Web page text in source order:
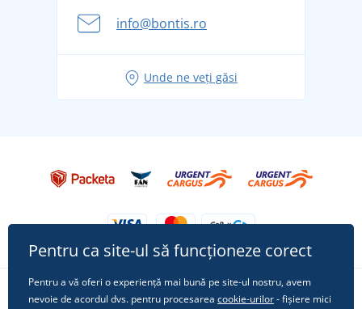
Aventura de vară începe cu bagajul - pregătiți-vă
pentru vacanță fără griji
Tricoul preferat City în rol principal: ținute pentru
info@bontis.ro
Unde ne veți găsi
Urmărește-ne pe rețelele sociale
Pentru ca site-ul să funcționeze corect
Pentru a vă oferi o experiență mai bună pe site-ul nostru, avem
nevoie de acordul dvs. pentru procesarea cookie-urilor- fișiere mici